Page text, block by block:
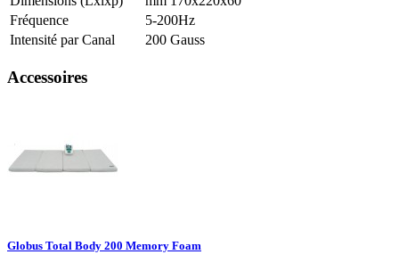
Fréquence
5-200Hz
Intensité par Canal
200 Gauss
Accessoires
Globus Total Body 200 Memory Foam